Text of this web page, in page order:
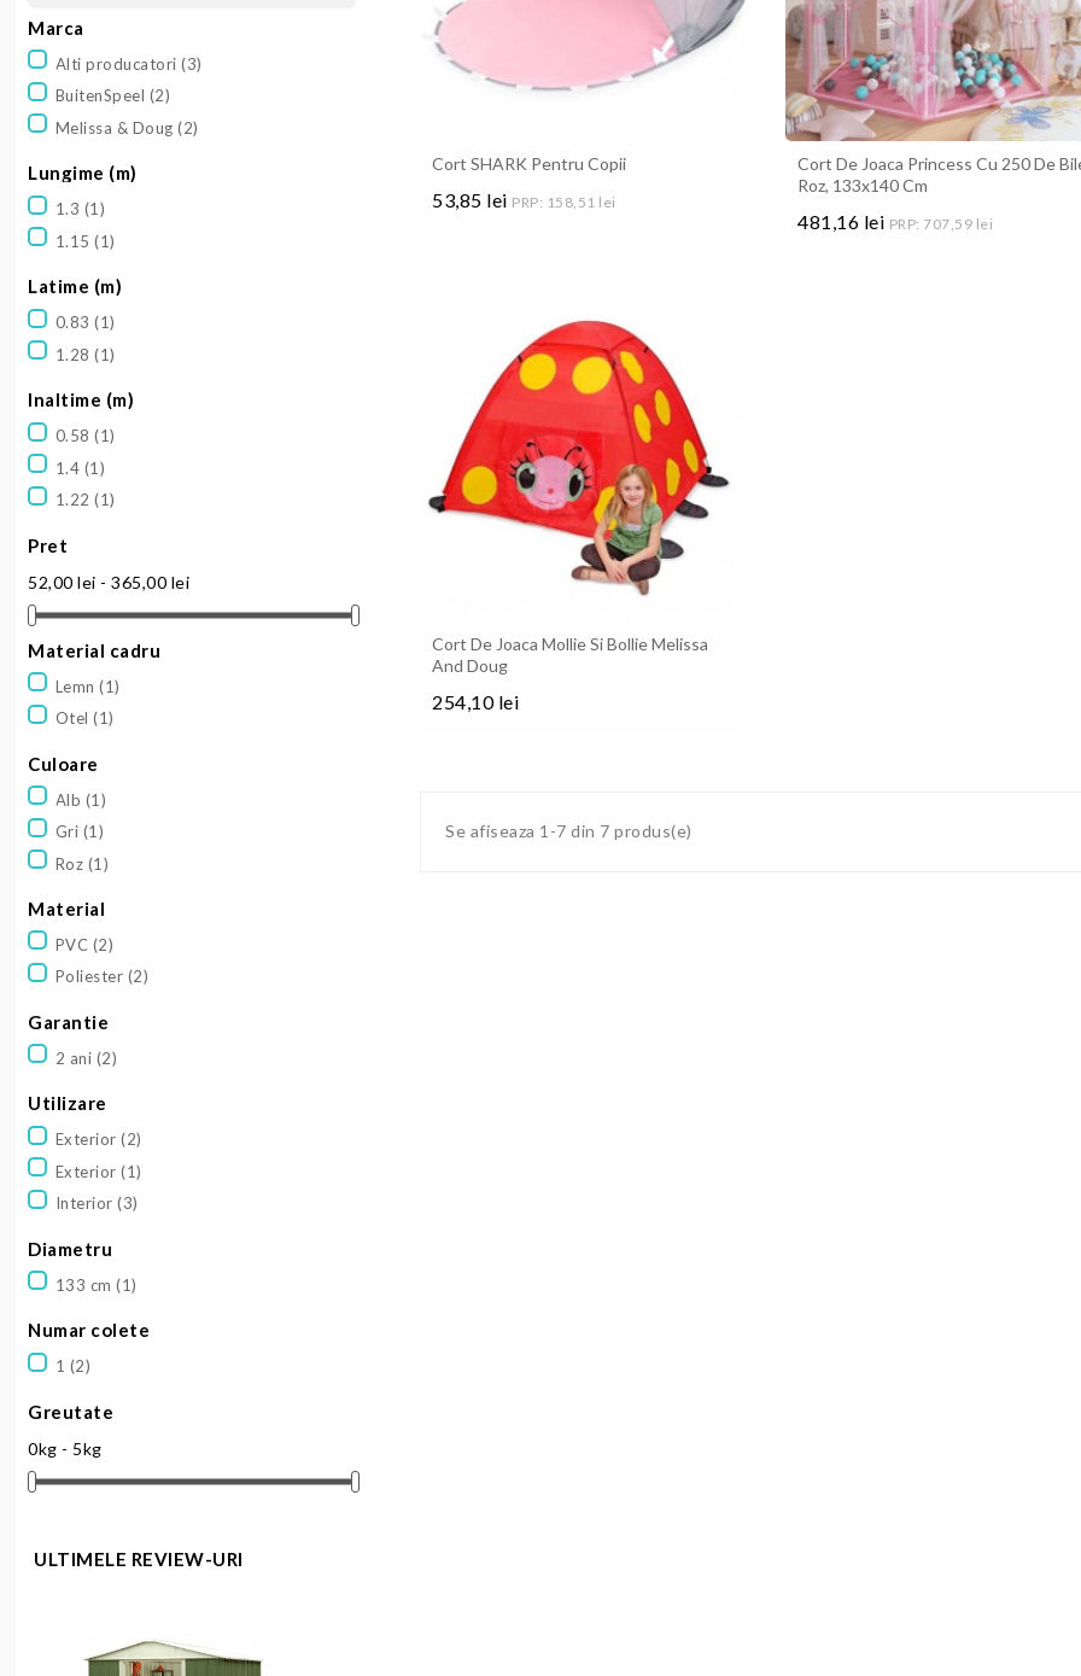
Marca
Alti producatori(3)
BuitenSpeel (2)
Melissa & Doug(2)
Lungime (m)
1.3 (1)
1.15(1)
Latime (m)
0.83(1)
1.28(1)
Inaltime (m)
0.58(1)
1.4 (1)
1.22(1)
Pret
52,00 lei - 365,00 lei
Material cadru
Lemn(1)
Otel(1)
Culoare
Alb (1)
Gri (1)
Roz (1)
Material
PVC (2)
Poliester (2)
Garantie
2 ani (2)
Utilizare
Exterior(2)
Exterior(1)
Interior(3)
Diametru
133 cm(1)
Numar colete
1 (2)
Greutate
0kg - 5kg
ULTIMELE REVIEW-URI
Cort SHARK Pentru Copii
53,85 lei PRP: 158,51 lei
Cort De Joaca Princess Cu 250 De
Roz, 133x140 Cm
481,16 lei PRP: 707,59 lei
Cort De Joaca Mollie Si Bollie Melissa
And Doug
254,10 lei
Se afiseaza 1-7 din 7 produs(e)